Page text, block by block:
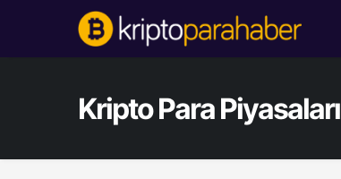
Kripto Para Piyasaları